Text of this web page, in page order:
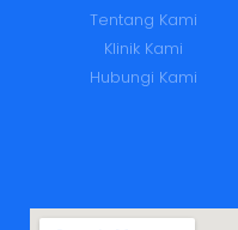
Tentang Kami
Klinik Kami
Hubungi Kami